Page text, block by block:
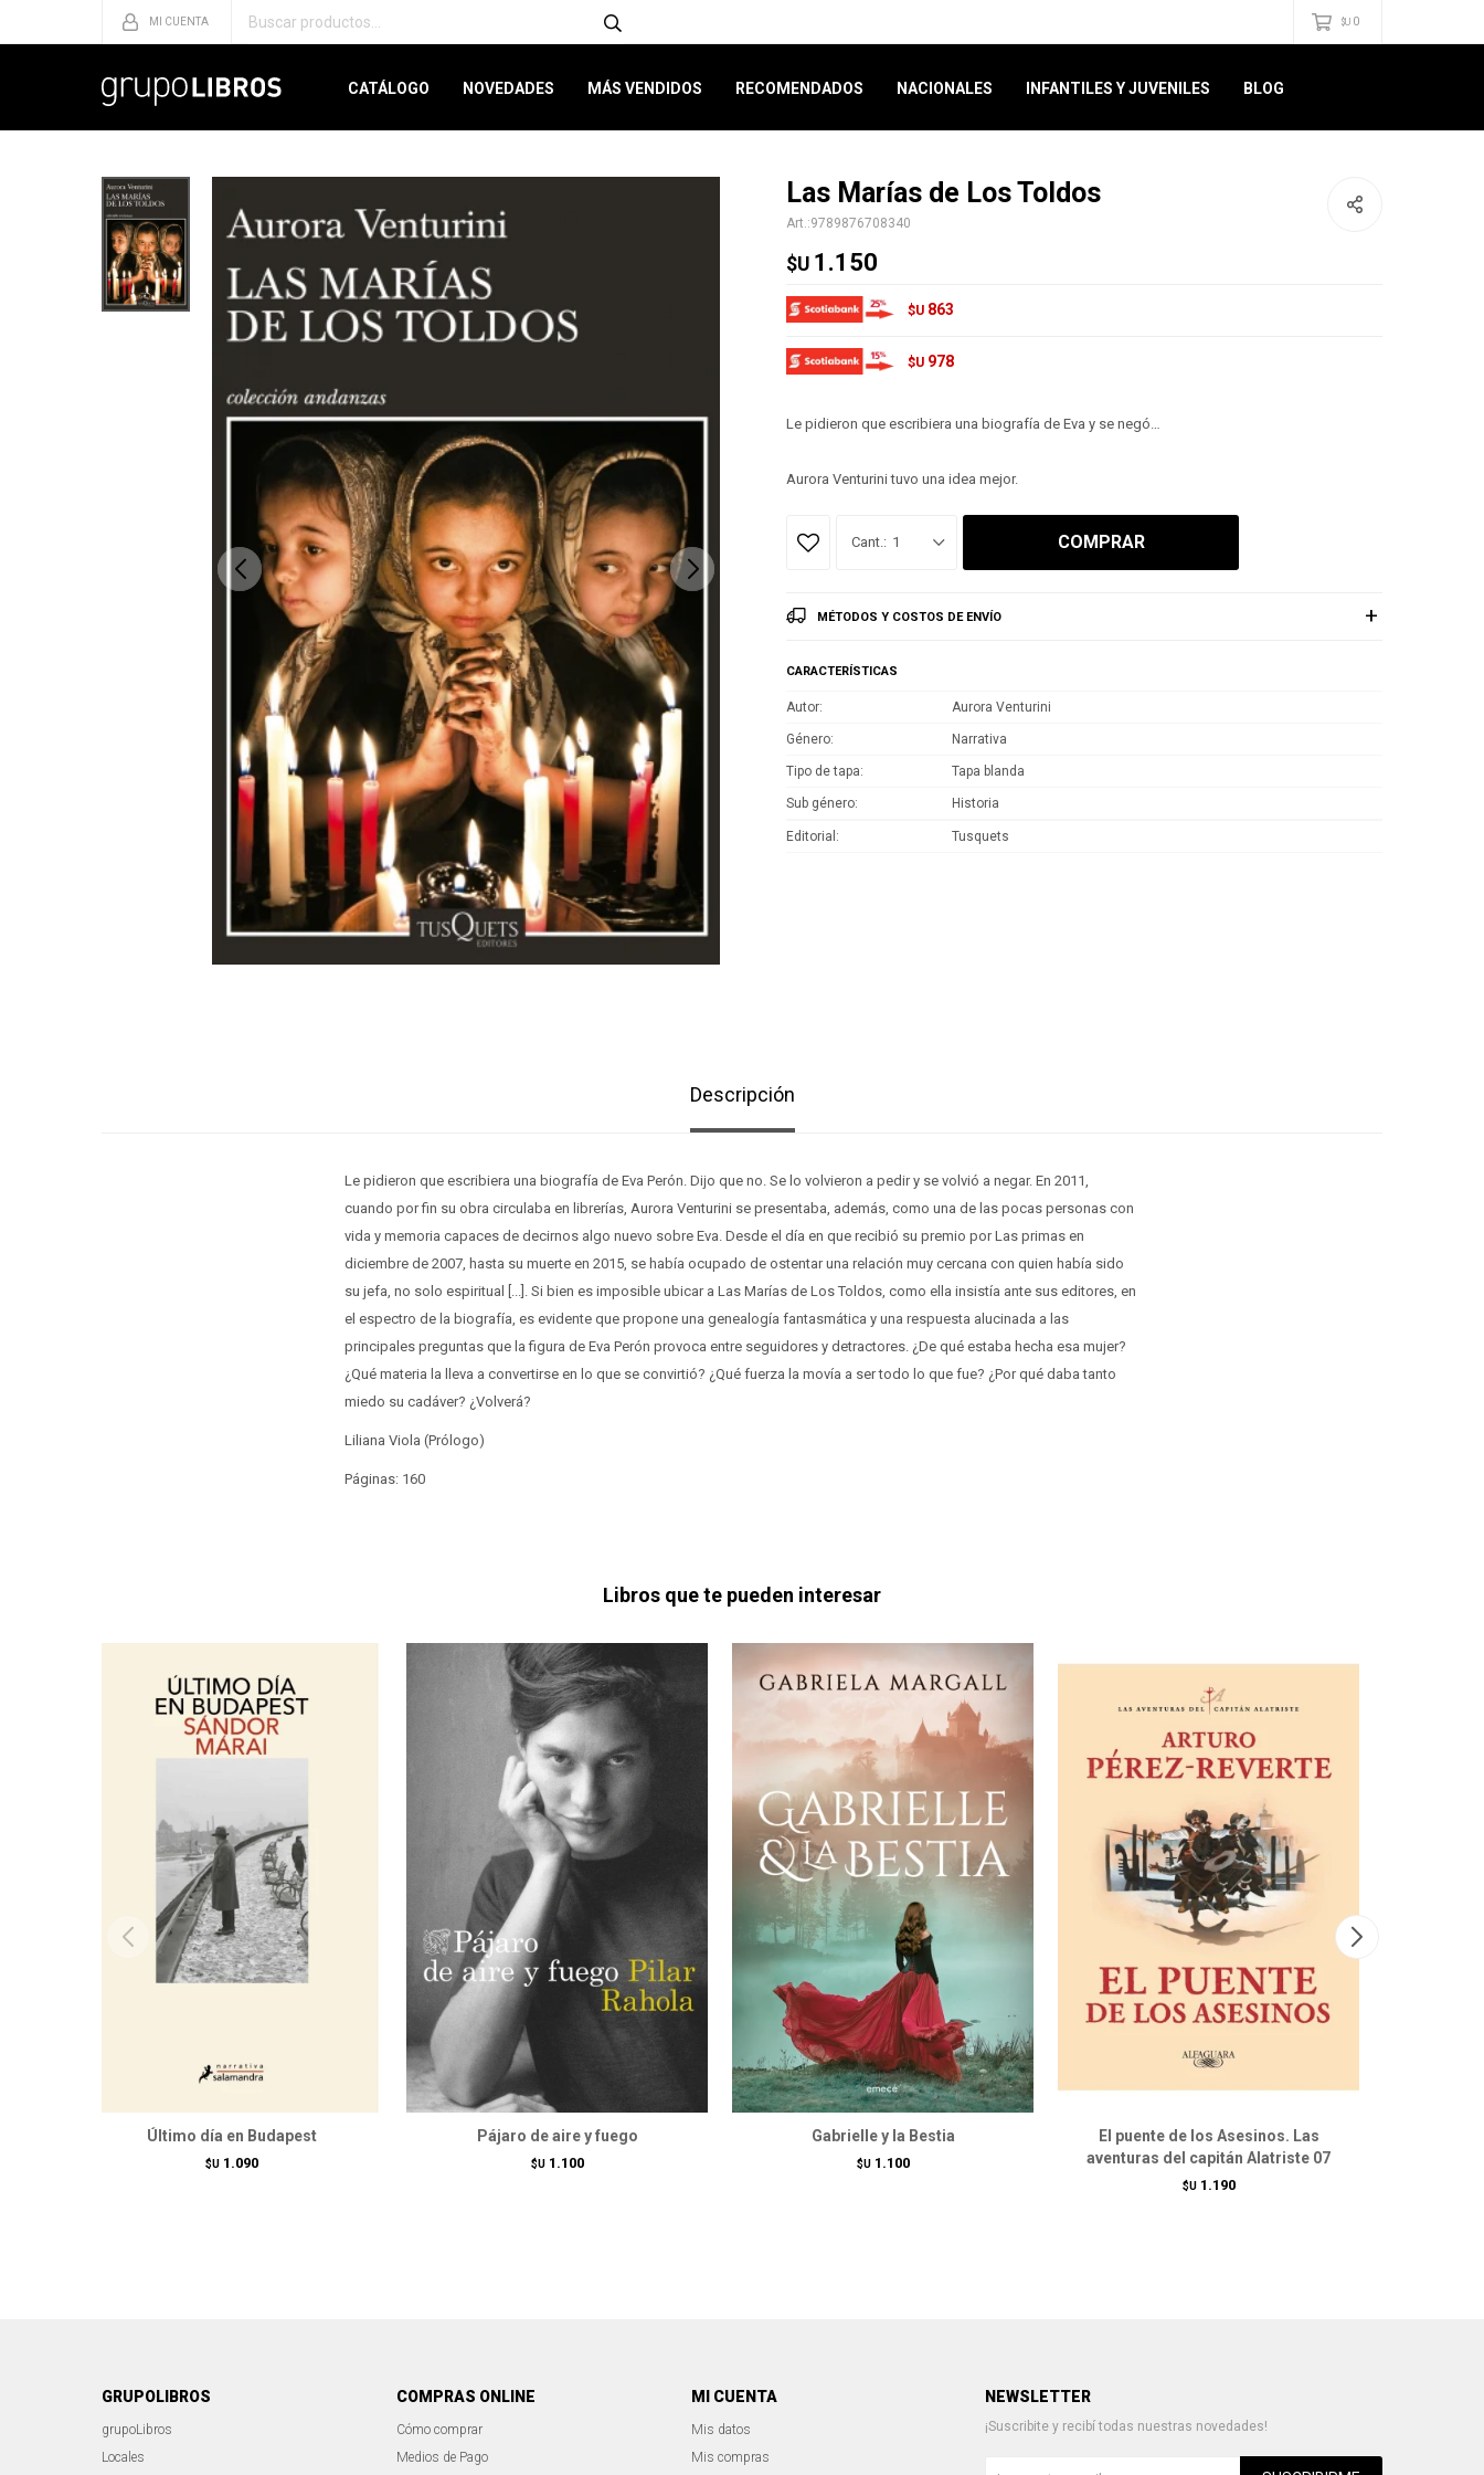
CATÁLOGO NOVEDADES MÁS VENDIDOS RECOMENDADOS NACIONALES INFANTILES Y JUVENILES BLOG
$U 0
Las Marías de Los Toldos
9789876708340
$U 1.150
$U 863
$U 978
Le pidieron que escribiera una biografía de Eva y se negó…
Aurora Venturini tuvo una idea mejor.
1 COMPRAR
MÉTODOS Y COSTOS DE ENVÍO
CARACTERÍSTICAS
Autor Aurora Venturini
Género Narrativa
Tipo de tapa Tapa blanda
Sub género Historia
Editorial Tusquets
Descripción
Le pidieron que escribiera una biografía de Eva Perón. Dijo que no. Se lo volvieron a pedir y se volvió a negar. En 2011,
cuando por fin su obra circulaba en librerías, Aurora Venturini se presentaba, además, como una de las pocas personas con
vida y memoria capaces de decirnos algo nuevo sobre Eva. Desde el día en que recibió su premio por Las primas en
diciembre de 2007, hasta su muerte en 2015, se había ocupado de ostentar una relación muy cercana con quien había sido
su jefa, no solo espiritual [...]. Si bien es imposible ubicar a Las Marías de Los Toldos, como ella insistía ante sus editores, en
el espectro de la biografía, es evidente que propone una genealogía fantasmática y una respuesta alucinada a las
principales preguntas que la figura de Eva Perón provoca entre seguidores y detractores. ¿De qué estaba hecha esa mujer?
¿Qué materia la lleva a convertirse en lo que se convirtió? ¿Qué fuerza la movía a ser todo lo que fue? ¿Por qué daba tanto
miedo su cadáver? ¿Volverá?
Liliana Viola (Prólogo)
Páginas: 160
Libros que te pueden interesar
Último día en Budapest
$U 1.090
Pájaro de aire y fuego
$U 1.100
Gabrielle y la Bestia
$U 1.100
El puente de los Asesinos. Las
aventuras del capitán Alatriste 07
$U 1.190
GRUPOLIBROS
grupoLibros
Locales
COMPRAS ONLINE
Cómo comprar
Medios de Pago
MI CUENTA
Mis datos
Mis compras
NEWSLETTER
¡Suscribite y recibí todas nuestras novedades!